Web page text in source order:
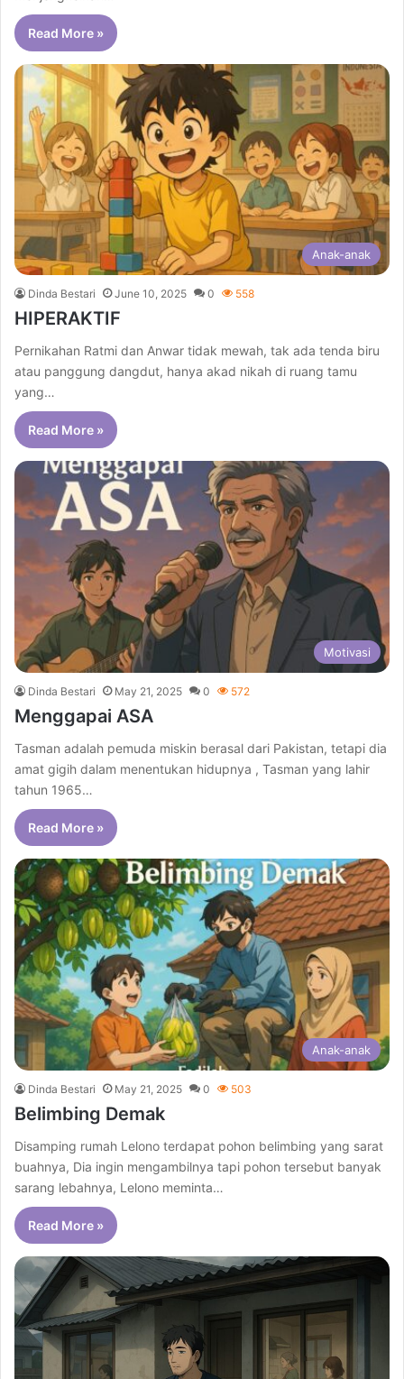
Read More »
Anak-anak
Dinda Bestari June 10, 2025 0 558
HIPERAKTIF
Pernikahan Ratmi dan Anwar tidak mewah, tak ada tenda biru
atau panggung dangdut, hanya akad nikah di ruang tamu
yang…
Read More »
Motivasi
Dinda Bestari May 21, 2025 0 572
Menggapai ASA
Tasman adalah pemuda miskin berasal dari Pakistan, tetapi dia
amat gigih dalam menentukan hidupnya , Tasman yang lahir
tahun 1965…
Read More »
Anak-anak
Dinda Bestari May 21, 2025 0 503
Belimbing Demak
Disamping rumah Lelono terdapat pohon belimbing yang sarat
buahnya, Dia ingin mengambilnya tapi pohon tersebut banyak
sarang lebahnya, Lelono meminta…
Read More »